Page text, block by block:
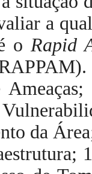
a
o Rapid
da